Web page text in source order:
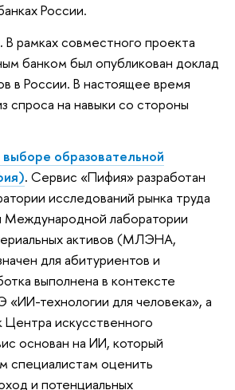
России.
В рамках совместного проекта
банком был опубликован доклад
в России. В настоящее время
спроса на навыки со стороны
образовательной
. Сервис «Пифия» разработан
исследований рынка труда
лаборатории
активов (МЛЭНА,
для абитуриентов и
выполнена в контексте
технологии для человека», а
Центра искусственного
основан на ИИ, который
специалистам оценить
и потенциальных